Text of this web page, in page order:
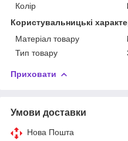
Колір
Користувальницькі
Матеріал товару
Тип товару
Приховати
Умови доставки
Нова Пошта